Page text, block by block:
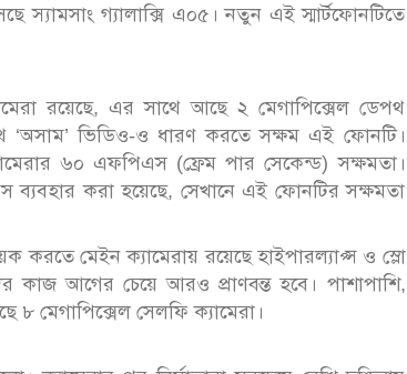
স্যামসাং গ্যালাক্সি এ০৫। নতুন এই স্মার্টফোনটিতে
রয়েছে, এর সাথে আছে ২ মেগাপিক্সেল ডেপথ
ভিডিও-ও ধারণ করতে সক্ষম এই ফোনটি।
৬০ এফপিএস (ফ্রেম পার সেকেন্ড) সক্ষমতা।
ব্যবহার করা হয়েছে, সেখানে এই ফোনটির সক্ষমতা
করতে মেইন ক্যামেরায় রয়েছে হাইপারল্যাপ্স ও স্লো
কাজ আগের চেয়ে আরও প্রাণবন্ত হবে। পাশাপাশি,
মেগাপিক্সেল সেলফি ক্যামেরা।